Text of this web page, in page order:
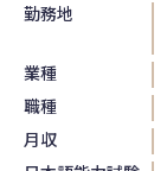
勤務地
業種
職種
月収